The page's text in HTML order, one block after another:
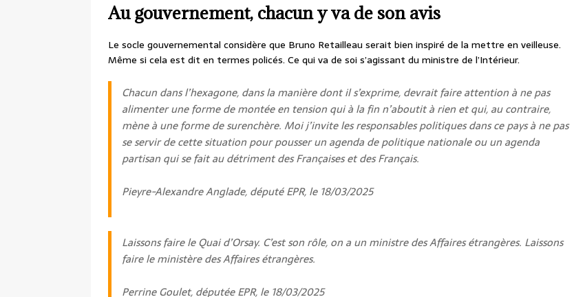
Au gouvernement, chacun y va de son avis
Le socle gouvernemental considère que Bruno Retailleau serait bien inspiré de la mettre en veilleuse.
Même si cela est dit en termes policés. Ce qui va de soi s’agissant du ministre de l’Intérieur.
Chacun dans l’hexagone, dans la manière dont il s’exprime, devrait faire attention à ne pas
alimenter une forme de montée en tension qui à la fin n’aboutit à rien et qui, au contraire,
mène à une forme de surenchère. Moi j’invite les responsables politiques dans ce pays à ne pas
se servir de cette situation pour pousser un agenda de politique nationale ou un agenda
partisan qui se fait au détriment des Françaises et des Français.
Pieyre-Alexandre Anglade, député EPR, le 18/03/2025
Laissons faire le Quai d’Orsay. C’est son rôle, on a un ministre des Affaires étrangères. Laissons
faire le ministère des Affaires étrangères.
Perrine Goulet, députée EPR, le 18/03/2025